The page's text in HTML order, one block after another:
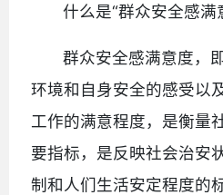
什么是“群众安全感满
群众安全感满意度，
环境和自身安全的感受以
工作的满意程度，是衡量
要指标，是反映社会治安
制和人们生活安定程度的